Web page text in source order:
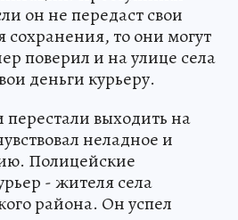
он не передаст свои
то они могут
поверил и на улице села
деньги курьеру.
перестали выходить на
неладное и
Полицейские
- жителя села
района. Он успел